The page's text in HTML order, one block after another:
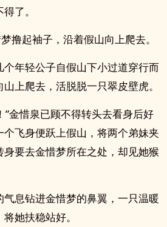
了。
撸起袖子，沿着假山向上爬去。
个年轻公子自假山下小过道穿行而
上爬去，活脱脱一只翠皮壁虎。
”金惜泉已顾不得转头去看身后好
飞身便跃上假山，将两个弟妹夹
要去金惜梦所在之处，却见她猴
息钻进金惜梦的鼻翼，一只温暖
她扶稳站好。